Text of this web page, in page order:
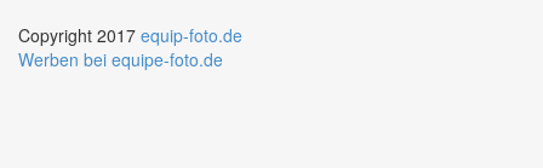
Copyright 2017 equip-foto.de
Werben bei equipe-foto.de